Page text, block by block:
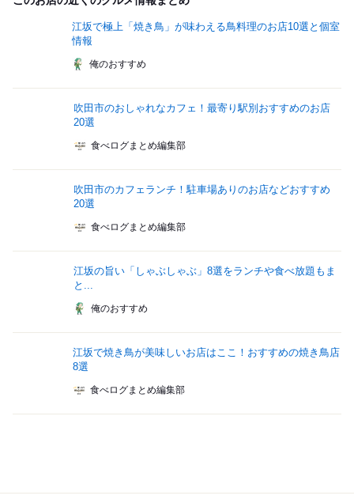
江坂で極上「焼き鳥」が味わえる鳥料理のお店10選と個室
情報
俺のおすすめ
吹田市のおしゃれなカフェ！最寄り駅別おすすめのお店
20選
食べログまとめ編集部
吹田市のカフェランチ！駐車場ありのお店などおすすめ
20選
食べログまとめ編集部
江坂の旨い「しゃぶしゃぶ」8選をランチや食べ放題もま
と...
俺のおすすめ
江坂で焼き鳥が美味しいお店はここ！おすすめの焼き鳥店
8選
食べログまとめ編集部